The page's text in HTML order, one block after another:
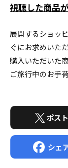
視聴した商品
展開するショッ
ぐにお求めいた
購入いただいた
ご旅行中のお手
ポス
シェ